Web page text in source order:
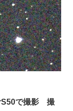
で撮影 撮